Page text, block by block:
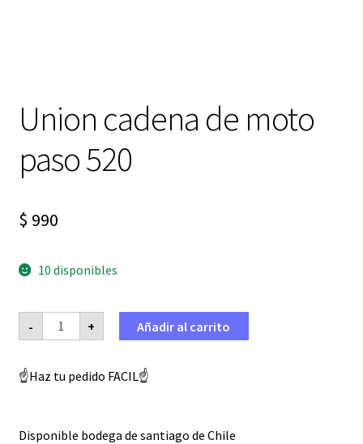
Union cadena de moto
paso 520
$ 990
10 disponibles
-
Union
cadena
de
paso
520
+ Añadir al carrito
☝️Haz tu pedido FACIL☝️
Disponible bodega de santiago de Chile